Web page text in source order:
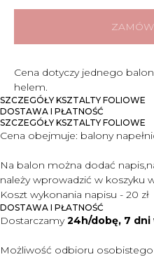
Cena dotyczy jednego
helem.
SZCZEGÓŁY KSZTALTY FOLIOWE
DOSTAWA I PŁATNOŚĆ
SZCZEGÓŁY KSZTALTY FOLIOWE
Cena obejmuje: balony
Na balon można dodać napis,
należy wprowadzić w koszyku
Koszt wykonania napisu - 20 zł
DOSTAWA I PŁATNOŚĆ
Dostarczamy24h/dobę, 7
Możliwość odbioru